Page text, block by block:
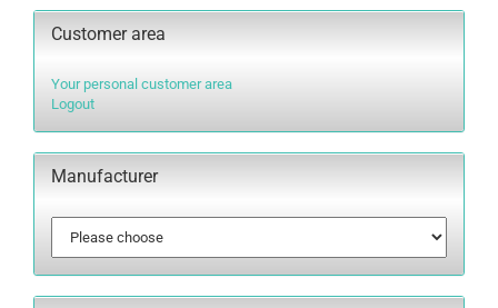
Customer area
Your personal customer area
Logout
Manufacturer